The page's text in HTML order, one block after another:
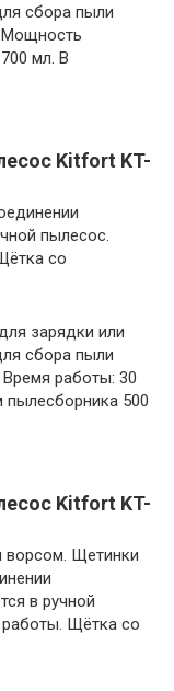
сбора пыли
мл. В
Kitfort KT-
пылесос.
cо
зарядки или
сбора пыли
работы: 30
500
Kitfort KT-
ворсом. Щетинки
в ручной
Щётка cо